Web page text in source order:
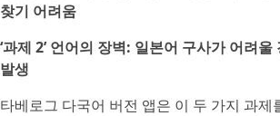
찾기 어려움
‘과제 2’ 언어의 장벽: 일본어 구사가 어려
발생
타베로그 다국어 버전 앱은 이 두 가지 과